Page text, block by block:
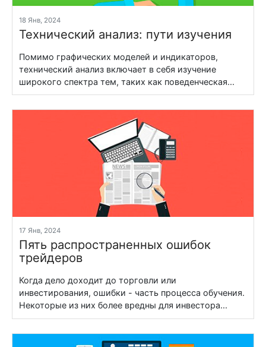
18 Янв, 2024
Технический анализ: пути изучения
Помимо графических моделей и индикаторов,
технический анализ включает в себя изучение
широкого спектра тем, таких как поведенческая...
17 Янв, 2024
Пять распространенных ошибок
трейдеров
Когда дело доходит до торговли или
инвестирования, ошибки - часть процесса обучения.
Некоторые из них более вредны для инвестора...